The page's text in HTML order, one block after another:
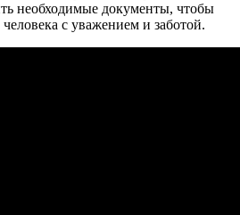
необходимые документы, чтобы
с уважением и заботой.